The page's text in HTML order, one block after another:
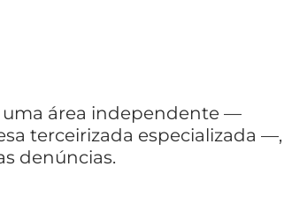
uma área independente —
terceirizada especializada —,
denúncias.